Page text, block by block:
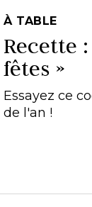
À TABLE
Recette
fêtes »
Essayez ce
de l'an !